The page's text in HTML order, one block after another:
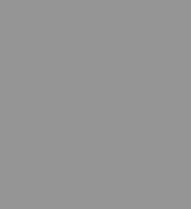
Оптимальный
в сборке, ремонте